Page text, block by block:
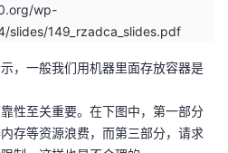
wp-
149_rzadca_slides.pdf
，一般我们用机器里面存放容器是
性至关重要。在下图中，第一部分
存等资源浪费，而第三部分，请求